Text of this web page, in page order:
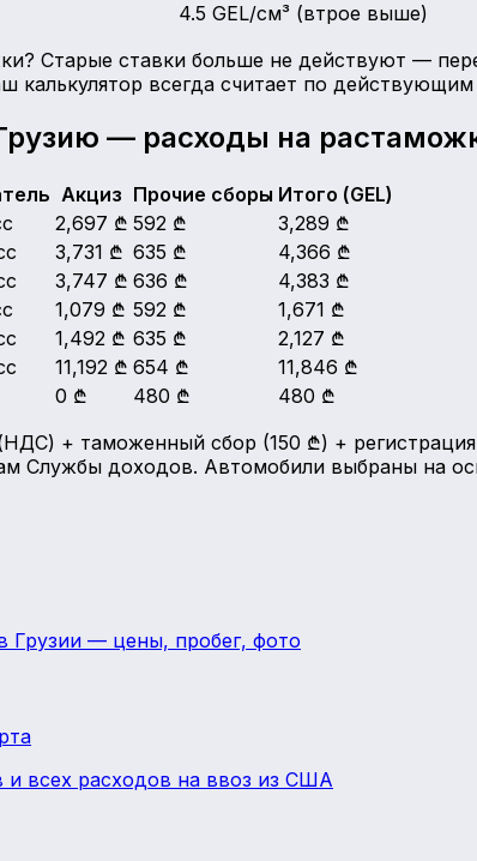
4.5 GEL/см³ (втрое выше)
Старые ставки больше не действуют —
калькулятор всегда считает по действующим
— расходы на
Акциз Прочие сборы Итого (GEL)
2,697 ₾ 592 ₾
3,289 ₾
3,731 ₾ 635 ₾
4,366 ₾
3,747 ₾ 636 ₾
4,383 ₾
1,079 ₾ 592 ₾
1,671 ₾
1,492 ₾ 635 ₾
2,127 ₾
11,192 ₾ 654 ₾
11,846 ₾
0 ₾ 480 ₾
480 ₾
+ таможенный сбор (150 ₾) +
Службы доходов. Автомобили выбраны на
Грузии — цены, пробег, фото
и всех расходов на ввоз из США